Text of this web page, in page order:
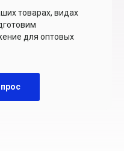
товарах, видах
для оптовых